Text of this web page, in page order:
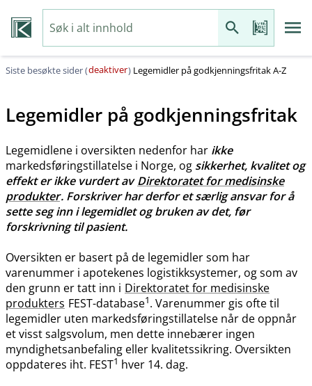
Siste besøkte sider (deaktiver) Legemidler på godkjenningsfritak A-Z
Legemidler på godkjenningsfritak
Legemidlene i oversikten nedenfor har ikke
markedsføringstillatelse i Norge, og sikkerhet, kvalitet og
effekt er ikke vurdert avDirektoratet for medisinske
produkter. Forskriver har derfor et særlig ansvar for å
sette seg inn i legemidlet og bruken av det, før
forskrivning til pasient.
Oversikten er basert på de legemidler som har
varenummer i apotekenes logistikksystemer, og som av
den grunn er tatt inn i Direktoratet for medisinske
produkters FEST-database1. Varenummer gis ofte til
legemidler uten markedsføringstillatelse når de oppnår
et visst salgsvolum, men dette innebærer ingen
myndighetsanbefaling eller kvalitetssikring. Oversikten
oppdateres iht. FEST1 hver 14. dag.